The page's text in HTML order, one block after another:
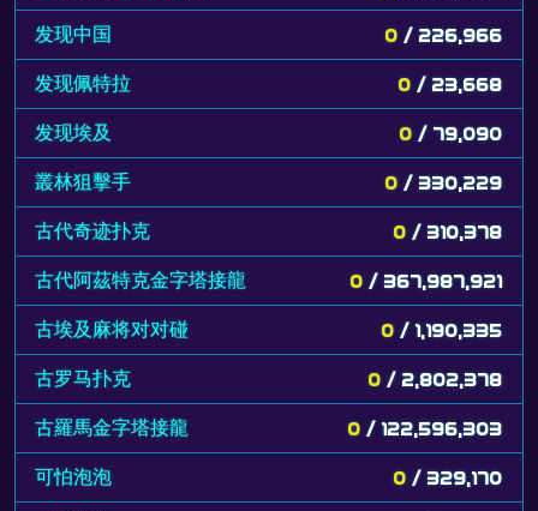
发现中国 0 / 226,966
发现佩特拉 0 / 23,668
发现埃及 0 / 79,090
叢林狙擊手 0 / 330,229
古代奇迹扑克 0 / 310,378
古代阿茲特克金字塔接龍 0 / 367,987,921
古埃及麻将对对碰 0 / 1,190,335
古罗马扑克 0 / 2,802,378
古羅馬金字塔接龍 0 / 122,596,303
可怕泡泡 0 / 329,170